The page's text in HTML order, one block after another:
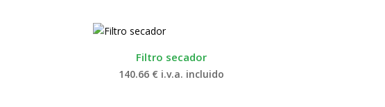
Filtro secador
140.66 € i.v.a. incluido